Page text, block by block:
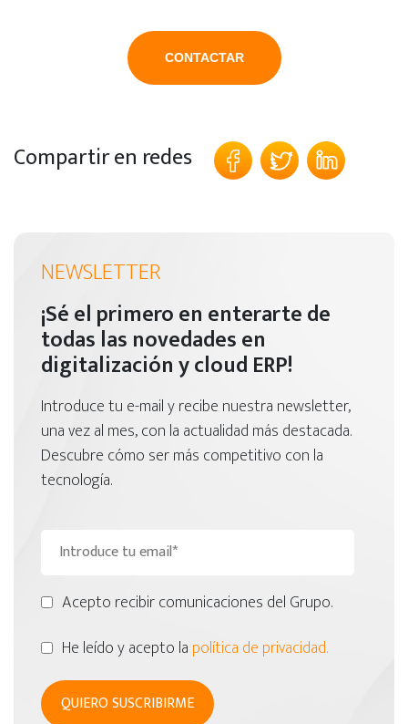
CONTACTAR
Compartir en redes
NEWSLETTER
¡Sé el primero en enterarte de
todas las novedades en
digitalización y cloud ERP!
Introduce tu e-mail y recibe nuestra newsletter,
una vez al mes, con la actualidad más destacada.
Descubre cómo ser más competitivo con la
tecnología.
Acepto recibir comunicaciones del Grupo.
He leído y acepto la política de privacidad.